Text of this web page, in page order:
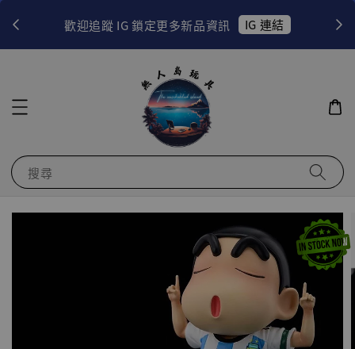
歡迎追蹤 IG 鎖定更多新品資訊 IG 連結
搜尋